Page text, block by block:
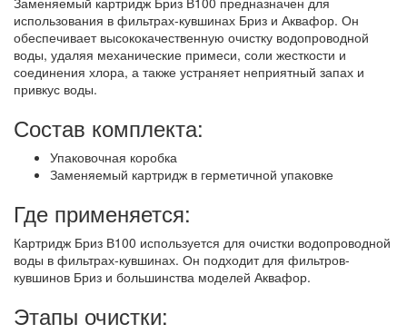
использования в фильтрах-кувшинах Бриз и Аквафор. Он
обеспечивает высококачественную очистку водопроводной
воды, удаляя механические примеси, соли жесткости и
соединения хлора, а также устраняет неприятный запах и
привкус воды.
Состав комплекта:
Упаковочная коробка
Заменяемый картридж в герметичной упаковке
Где применяется:
Картридж Бриз В100 используется для очистки водопроводной
воды в фильтрах-кувшинах. Он подходит для фильтров-
кувшинов Бриз и большинства моделей Аквафор.
Этапы очистки: